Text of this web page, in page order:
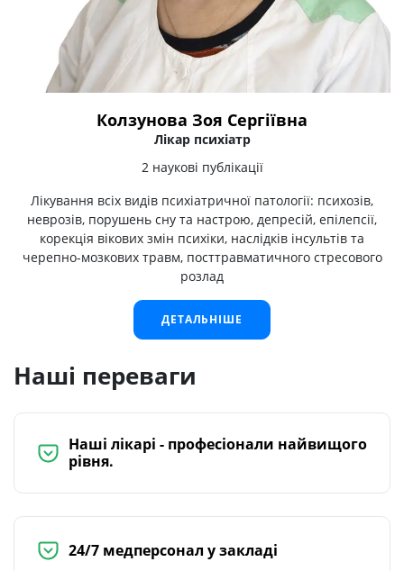
Колзунова Зоя Сергіївна
Лікар психіатр
2 наукові публікації
Лікування всіх видів психіатричної патології: психозів,
неврозів, порушень сну та настрою, депресій, епілепсії,
корекція вікових змін психіки, наслідків інсультів та
черепно-мозкових травм, посттравматичного стресового
розлад
ДЕТАЛЬНІШЕ
Наші переваги
Наші лікарі - професіонали найвищого
рівня.
24/7 медперсонал у закладі